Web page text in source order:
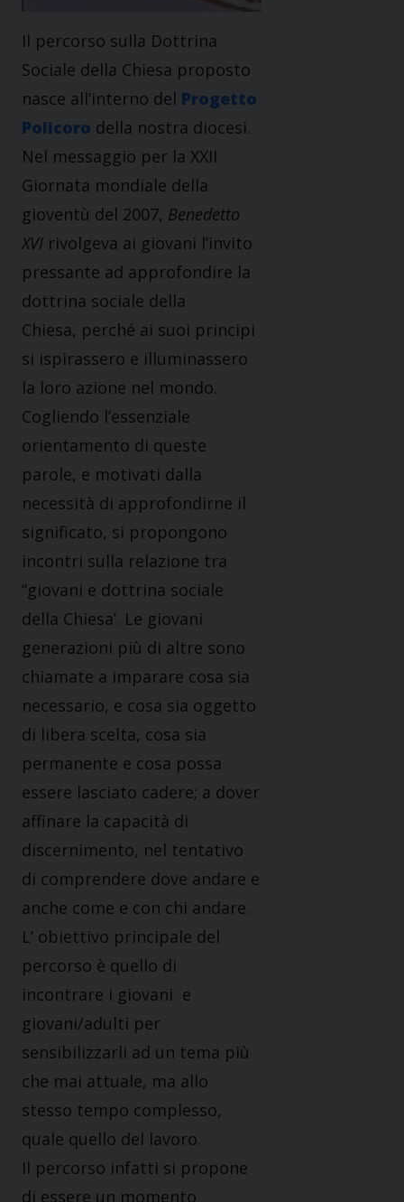
Il percorso sulla Dottrina
Sociale della Chiesa proposto
nasce all’interno del Progetto
Policoro della nostra diocesi.
Nel messaggio per la XXII
Giornata mondiale della
gioventù del 2007, Benedetto
XVI rivolgeva ai giovani l’invito
pressante ad approfondire la
dottrina sociale della
Chiesa, perché ai suoi principi
si ispirassero e illuminassero
la loro azione nel mondo.
Cogliendo l’essenziale
orientamento di queste
parole, e motivati dalla
necessità di approfondirne il
significato, si propongono
incontri sulla relazione tra
“giovani e dottrina sociale
della Chiesa’. Le giovani
generazioni più di altre sono
chiamate a imparare cosa sia
necessario, e cosa sia oggetto
di libera scelta, cosa sia
permanente e cosa possa
essere lasciato cadere; a dover
affinare la capacità di
discernimento, nel tentativo
di comprendere dove andare e
anche come e con chi andare.
L’ obiettivo principale del
percorso è quello di
incontrare i giovani e
giovani/adulti per
sensibilizzarli ad un tema più
che mai attuale, ma allo
stesso tempo complesso,
quale quello del lavoro.
Il percorso infatti si propone
di essere un momento